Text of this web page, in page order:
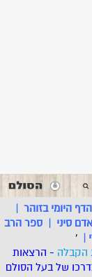
הדף היומי בזוהר |
סיני |ספר הרב
|
'
הקבלה - הרצאות
של בעל הסולם